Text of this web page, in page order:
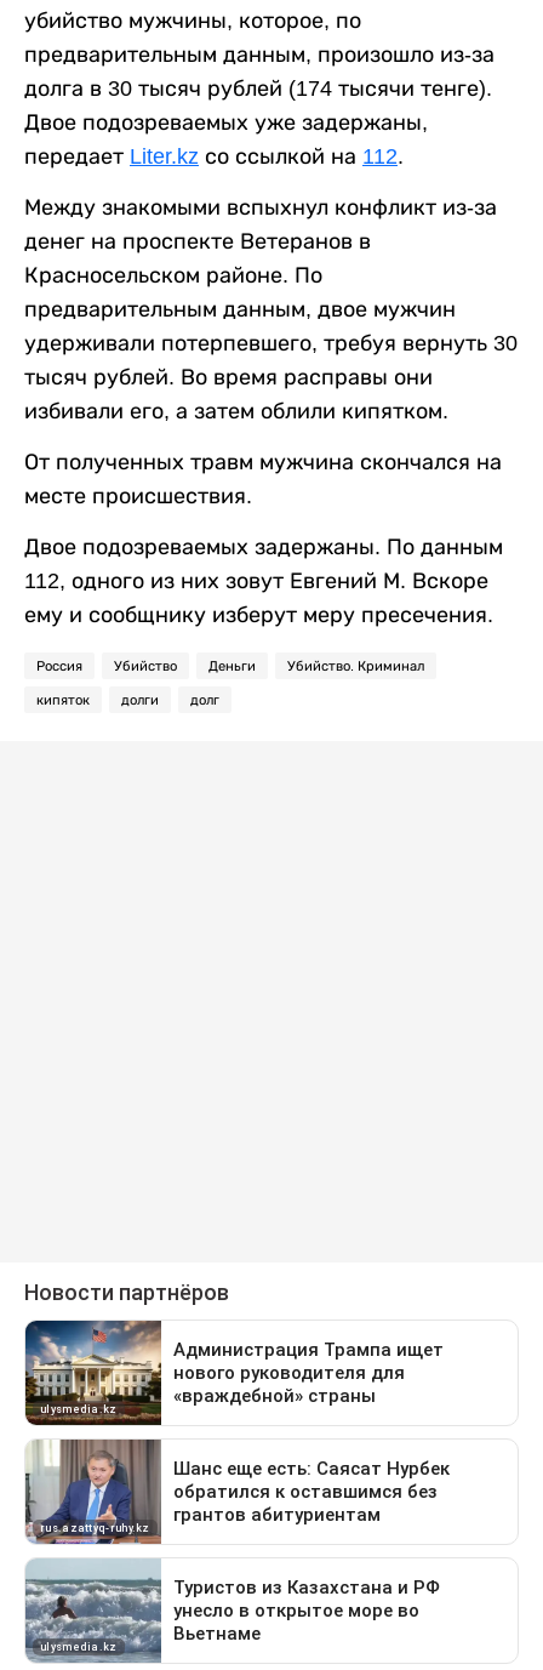
убийство мужчины, которое, по
предварительным данным, произошло из-за
долга в 30 тысяч рублей (174 тысячи тенге).
Двое подозреваемых уже задержаны,
передает Liter.kz со ссылкой на 112.
Между знакомыми вспыхнул конфликт из-за
денег на проспекте Ветеранов в
Красносельском районе. По
предварительным данным, двое мужчин
удерживали потерпевшего, требуя вернуть 30
тысяч рублей. Во время расправы они
избивали его, а затем облили кипятком.
От полученных травм мужчина скончался на
месте происшествия.
Двое подозреваемых задержаны. По данным
112, одного из них зовут Евгений М. Вскоре
ему и сообщнику изберут меру пресечения.
Россия Убийство Деньги Убийство. Криминал
кипяток долги долг